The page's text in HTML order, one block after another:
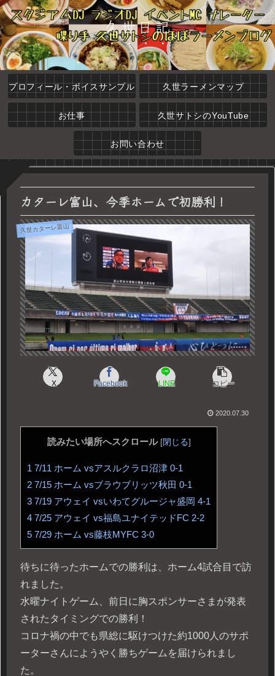
久世日記
プロフィール・ボイスサンプル 久世ラーメンマップ
お仕事 久世サトシのYouTube
お問い合わせ
カターレ富山、今季ホームで初勝利！
久世カターレ富山
X Facebook LINE コピー
2020.07.30
読みたい場所へスクロール [閉じる]
1 7/11 ホーム vsアスルクラロ沼津 0-1
2 7/15 ホーム vsブラウブリッツ秋田 0-1
3 7/19 アウェイ vsいわてグルージャ盛岡 4-1
4 7/25 アウェイ vs福島ユナイテッドFC 2-2
5 7/29 ホーム vs藤枝MYFC 3-0
待ちに待ったホームでの勝利は、ホーム4試合目で訪
れました。
水曜ナイトゲーム、前日に胸スポンサーさまが発表
されたタイミングでの勝利！
コロナ禍の中でも県総に駆けつけた約1000人のサポ
ーターさんにようやく勝ちゲームを届けられまし
た。